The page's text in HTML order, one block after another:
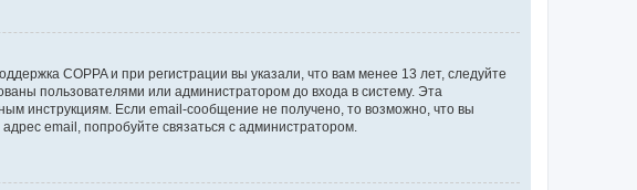
COPPA и при регистрации вы указали, что вам менее 13 лет, следуйте
пользователями или администратором до входа в систему. Эта
инструкциям. Если email-сообщение не получено, то возможно, что вы
email, попробуйте связаться с администратором.